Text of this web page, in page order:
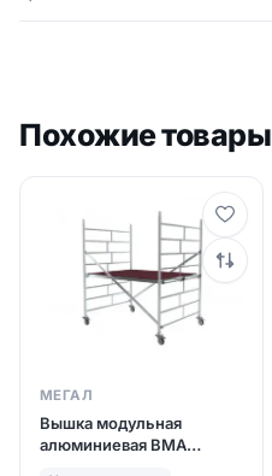
Похожие товары
МЕГАЛ
Вышка модульная
алюминиевая ВМА